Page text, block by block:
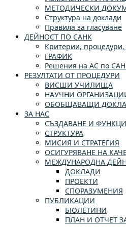
МЕТОДИЧЕСКИ
Структура на доклади
Правила за гласуване
ДЕЙНОСТ ПО САНК
Критерии,
ГРАФИК
Решения на АС по
РЕЗУЛТАТИ ОТ ПРОЦЕДУРИ
ВИСШИ УЧИЛИЩА
НАУЧНИ
ОБОБЩАВАЩИ
ЗА НАС
СЪЗДАВАНЕ И
СТРУКТУРА
МИСИЯ И СТРАТЕГИЯ
ОСИГУРЯВАНЕ НА
МЕЖДУНАРОДНА
ДОКЛАДИ
ПРОЕКТИ
СПОРАЗУМЕНИЯ
ПУБЛИКАЦИИ
БЮЛЕТИНИ
ПЛАН И ОТЧЕТ